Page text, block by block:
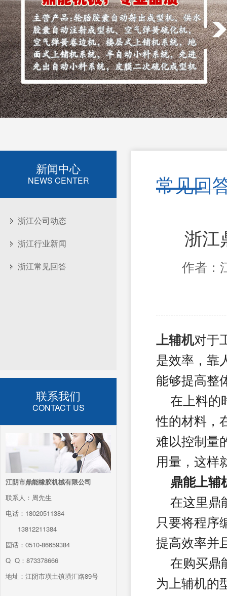
新闻中心
NEWS CENTER
浙江公司动态
浙江行业新闻
浙江常见回答
联系我们
CONTACT US
江阴市鼎能橡胶机械有限公司
联系人：周先生
电话：18020511384
13812211384
固话：0510-86659384
Q Q：873378666
地址：江阴市璜土镇璜汇路89号
常见回
浙江
作者：
上辅机对于
是效率，靠
能够提高整
在上料的
性的材料，
难以控制量
用量，这样
鼎能上辅
在这里鼎
只要将程序
提高效率并
在购买鼎
为上辅机的